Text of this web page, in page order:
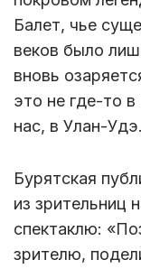
Балет, чье
веков было
вновь
это не где-то
нас, в Улан-Удэ.
Бурятская
из зрительниц
спектаклю:
зрителю,